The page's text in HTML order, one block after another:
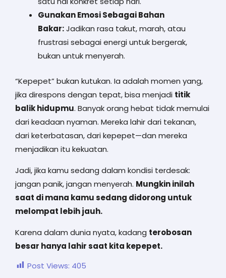
Gunakan Emosi Sebagai Bahan
Bakar:Jadikan rasa takut, marah, atau
frustrasi sebagai energi untuk bergerak,
bukan untuk menyerah.
“Kepepet” bukan kutukan. Ia adalah momen yang,
jika direspons dengan tepat, bisa menjadi titik
balik hidupmu. Banyak orang hebat tidak memulai
dari keadaan nyaman. Mereka lahir dari tekanan,
dari keterbatasan, dari kepepet—dan mereka
menjadikan itu kekuatan.
Jadi, jika kamu sedang dalam kondisi terdesak:
jangan panik, jangan menyerah. Mungkin inilah
saat di mana kamu sedang didorong untuk
melompat lebih jauh.
Karena dalam dunia nyata, kadang terobosan
besar hanya lahir saat kita kepepet.
Post Views: 405